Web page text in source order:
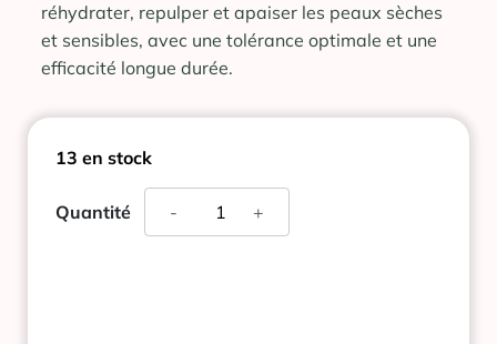
réhydrater, repulper et apaiser les peaux sèches
et sensibles, avec une tolérance optimale et une
efficacité longue durée.
13 en stock
Quantité +
quantité
-